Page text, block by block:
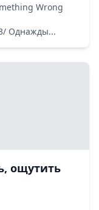
Wrong
Однажды...
ощутить